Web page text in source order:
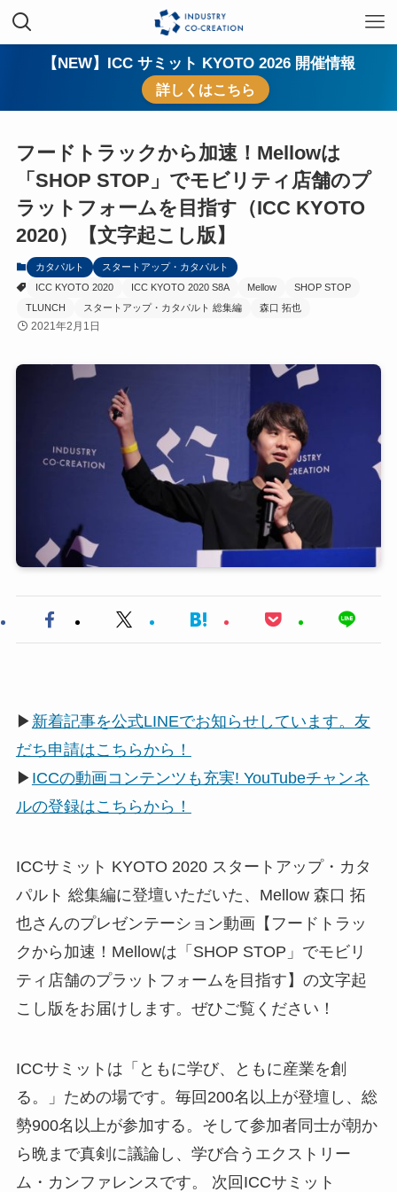
【NEW】ICC サミット KYOTO 2026 開催情報
詳しくはこちら
フードトラックから加速！Mellowは
「SHOP STOP」でモビリティ店舗のプ
ラットフォームを目指す（ICC KYOTO
2020）【文字起こし版】
カタパルト
スタートアップ・カタパルト
ICC KYOTO 2020
ICC KYOTO 2020 S8A Mellow
SHOP STOP
TLUNCH
スタートアップ・カタパルト 総集編 森口 拓也
2021年2月1日
▶ 新着記事を公式LINEでお知らせしています。友
だち申請はこちらから！
▶ ICCの動画コンテンツも充実! YouTubeチャンネ
ルの登録はこちらから！
ICCサミット KYOTO 2020 スタートアップ・カタ
パルト 総集編に登壇いただいた、Mellow 森口 拓
也さんのプレゼンテーション動画【フードトラッ
クから加速！Mellowは「SHOP STOP」でモビリ
ティ店舗のプラットフォームを目指す】の文字起
こし版をお届けします。ぜひご覧ください！
ICCサミットは「ともに学び、ともに産業を創
る。」ための場です。毎回200名以上が登壇し、総
勢900名以上が参加する。そして参加者同士が朝か
ら晩まで真剣に議論し、学び合うエクストリー
ム・カンファレンスです。 次回ICCサミット